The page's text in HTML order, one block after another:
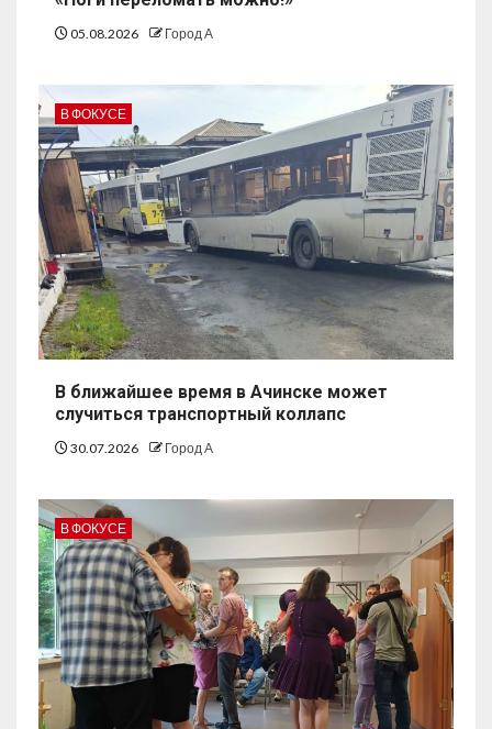
05.08.2026 Город А
В ФОКУСЕ
В ближайшее время в Ачинске может
случиться транспортный коллапс
30.07.2026 Город А
В ФОКУСЕ